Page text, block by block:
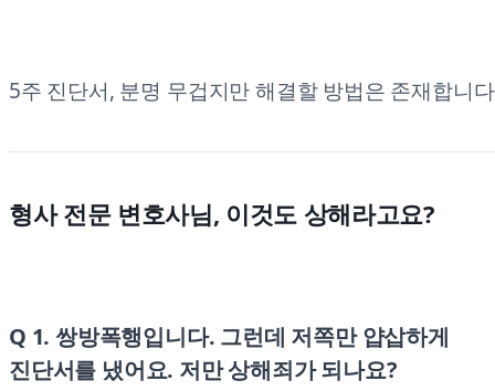
5주 진단서, 분명 무겁지만 해결할 방법은 존재합니
형사 전문 변호사님, 이것도 상해라고요?
Q 1. 쌍방폭행입니다. 그런데 저쪽만 얍삽하게
진단서를 냈어요. 저만 상해죄가 되나요?